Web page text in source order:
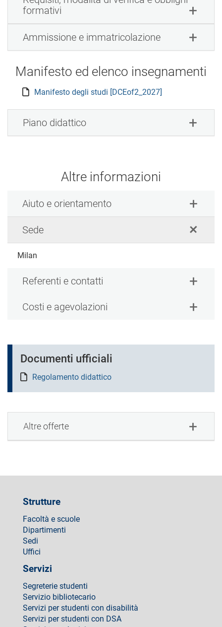
formativi
Ammissione e immatricolazione
Manifesto ed elenco insegnamenti
Manifesto degli studi [DCEof2_2027]
Piano didattico
Altre informazioni
Aiuto e orientamento
Sede
Milan
Referenti e contatti
Costi e agevolazioni
Documenti ufficiali
Regolamento didattico
Altre offerte
Strutture
Facoltà e scuole
Dipartimenti
Sedi
Uffici
Servizi
Segreterie studenti
Servizio bibliotecario
Servizi per studenti con disabilità
Servizi per studenti con DSA